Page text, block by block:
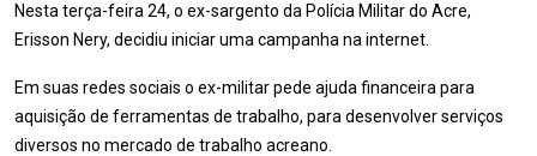
Nesta terça-feira 24, o ex-sargento da Polícia Militar do Acre,
Erisson Nery, decidiu iniciar uma campanha na internet.
Em suas redes sociais o ex-militar pede ajuda financeira para
aquisição de ferramentas de trabalho, para desenvolver serviços
diversos no mercado de trabalho acreano.